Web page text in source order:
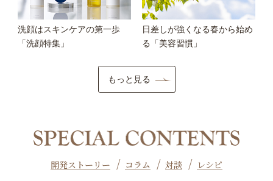
洗顔はスキンケアの第一歩
「洗顔特集」
日差しが強くなる春から始め
る「美容習慣」
もっと見る
開発ストーリー / コラム / 対談 / レシピ